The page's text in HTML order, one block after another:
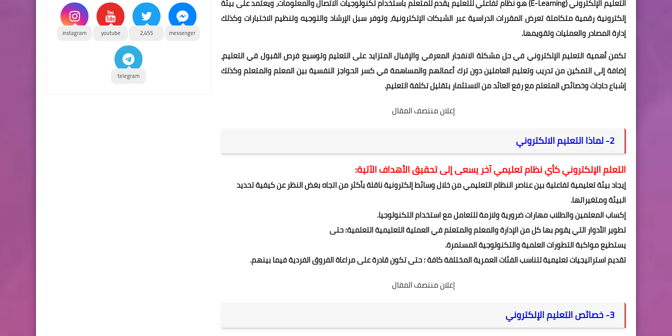
التعليم الإلكتروني (E-Learning) هو نظام تفاعلي للتعليم يقدم للمتعلم باستخدام تكنولوجيات الاتصال والمعلومات، ويعتمد على بيئة
إلكترونية رقمية متكاملة تعرض المقررات الدراسية عبر الشبكات الإلكترونية، وتوفر سبل الإرشاد والتوجيه وتنظيم الاختبارات وكذلك
إدارة المصادر والعمليات وتقويمها.
تكمن أهمية التعليم الإلكتروني في حل مشكلة الانفجار المعرفي والإقبال المتزايد على التعليم وتوسيع فرص القبول في التعليم،
إضافة إلى التمكين من تدريب وتعليم العاملين دون ترك أعمالهم والمساهمة في كسر الحواجز النفسية بين المعلم والمتعلم وكذلك
إشباع حاجات وخصائص المتعلم مع رفع العائد من الاستثمار بتقليل تكلفة التعليم.
إعلان منتصف المقال
2- لماذا التعليم الالكتروني
التعلم الإلكتروني كأي نظام تعليمي آخر يسعى إلى تحقيق الأهداف الآتية:
إيجاد بيئة تعليمية تفاعلية بين عناصر النظام التعليمي من خلال وسائط إلكترونية ناقلة بأكثر من اتجاه بغض النظر عن كيفية تحديد
البيئة ومتغيراتها.
إكساب المعلمين والطلاب مهارات ضرورية ولازمة للتعامل مع استخدام التكنولوجيا.
تطوير الأدوار التي يقوم بها كل من الإدارة والمعلم والمتعلم في العملية التعليمية التعلمية؛ حتى
يستطيع مواكبة التطورات العلمية والتكنولوجية المستمرة.
تقديم استراتيجيات تعليمية لتناسب الفئات العمرية المختلفة كافة ؛ حتى تكون قادرة على مراعاة الفروق الفردية فيما بينهم.
إعلان منتصف المقال
3- خصائص التعليم الإلكتروني
messenger
2,455
youtube
instagram
telegram